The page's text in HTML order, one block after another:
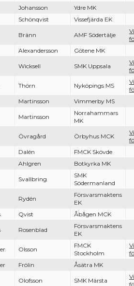
Johansson
Ydre MK
Schönqvist Vissefjärda EK
Bränn AMF Södertälje
Alexandersson Götene MK
Wicksell SMK Uppsala
Thörn Nyköpings MS
Martinsson Vimmerby MS
Martinsson
Norrahammars
MK
Övragård Örbyhus MCK
Dalén
FMCK Skövde
Ahlgren Botkyrka MK
Svallbring
SMK
Södermanland
Rydén
Försvarsmaktens
EK
Qvist Åbågen MCK
Rosenblad
Försvarsmaktens
EK
Olsson
FMCK
Stockholm
Frölin Åsätra MK
Olofsson SMK Märsta